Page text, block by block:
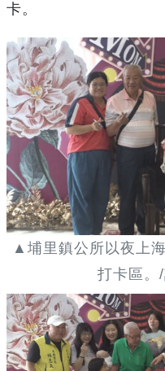
卡。
▲埔里鎮公所以夜上
打卡區。